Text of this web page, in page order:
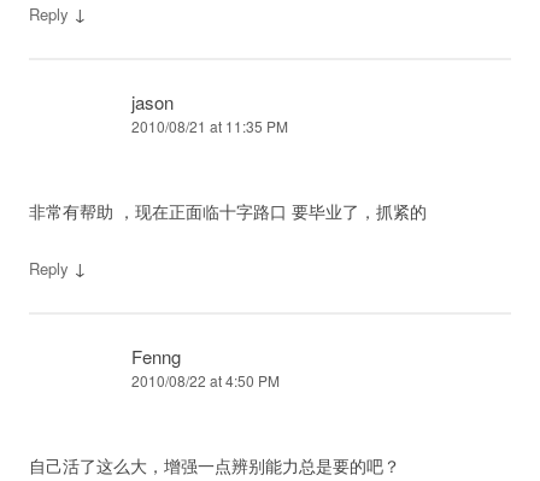
Reply ↓
jason
2010/08/21 at 11:35 PM
非常有帮助 ，现在正面临十字路口 要毕业了，抓紧的
Reply ↓
Fenng
2010/08/22 at 4:50 PM
自己活了这么大，增强一点辨别能力总是要的吧？